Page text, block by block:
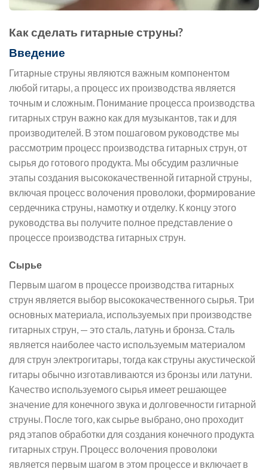
Как сделать гитарные струны?
Введение
Гитарные струны являются важным компонентом
любой гитары, а процесс их производства является
точным и сложным. Понимание процесса производства
гитарных струн важно как для музыкантов, так и для
производителей. В этом пошаговом руководстве мы
рассмотрим процесс производства гитарных струн, от
сырья до готового продукта. Мы обсудим различные
этапы создания высококачественной гитарной струны,
включая процесс волочения проволоки, формирование
сердечника струны, намотку и отделку. К концу этого
руководства вы получите полное представление о
процессе производства гитарных струн.
Сырье
Первым шагом в процессе производства гитарных
струн является выбор высококачественного сырья. Три
основных материала, используемых при производстве
гитарных струн, — это сталь, латунь и бронза. Сталь
является наиболее часто используемым материалом
для струн электрогитары, тогда как струны акустической
гитары обычно изготавливаются из бронзы или латуни.
Качество используемого сырья имеет решающее
значение для конечного звука и долговечности гитарной
струны. После того, как сырье выбрано, оно проходит
ряд этапов обработки для создания конечного продукта
гитарных струн. Процесс волочения проволоки
является первым шагом в этом процессе и включает в